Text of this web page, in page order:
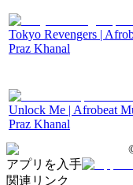
Tokyo Revengers |
Praz Khanal
Unlock Me | Afrobeat
Praz Khanal
アプリを入手
関連リンク